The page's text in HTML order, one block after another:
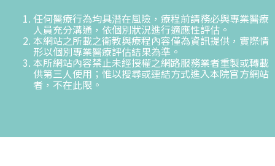
任何醫療行為均具潛在風險，療程前請務必與專業醫療
人員充分溝通，依個別狀況進行適應性評估。
本網站之所載之衛教與療程內容僅為資訊提供，實際情
形以個別專業醫療評估結果為準。
本所網站內容禁止未經授權之網路服務業者重製或轉載
供第三人使用；惟以搜尋或連結方式進入本院官方網站
者，不在此限。